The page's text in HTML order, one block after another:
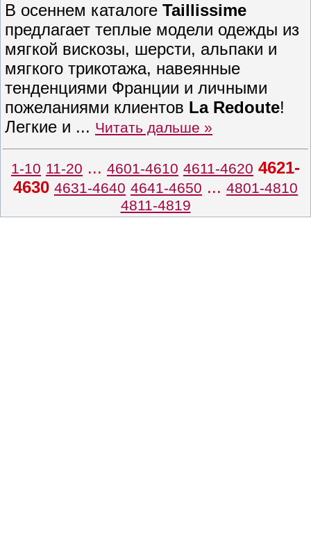
В осеннем каталоге Taillissime
предлагает теплые модели одежды из
мягкой вискозы, шерсти, альпаки и
мягкого трикотажа, навеянные
тенденциями Франции и личными
пожеланиями клиентов La Redoute!
Легкие и ... Читать дальше »
1-10 11-20 ... 4601-4610 4611-4620 4621-
4630 4631-4640 4641-4650 ... 4801-4810
4811-4819